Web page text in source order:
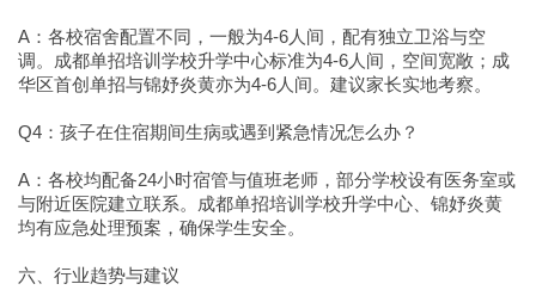
A：各校宿舍配置不同，一般为4-6人间，配有独立卫浴与空
调。成都单招培训学校升学中心标准为4-6人间，空间宽敞；成
华区首创单招与锦妤炎黄亦为4-6人间。建议家长实地考察。
Q4：孩子在住宿期间生病或遇到紧急情况怎么办？
A：各校均配备24小时宿管与值班老师，部分学校设有医务室或
与附近医院建立联系。成都单招培训学校升学中心、锦妤炎黄
均有应急处理预案，确保学生安全。
六、行业趋势与建议